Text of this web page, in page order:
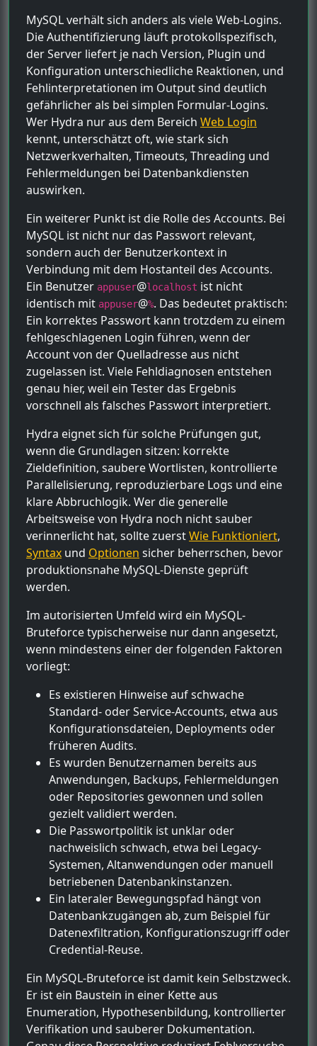
MySQL verhält sich anders als viele Web-Logins.
Die Authentifizierung läuft protokollspezifisch,
der Server liefert je nach Version, Plugin und
Konfiguration unterschiedliche Reaktionen, und
Fehlinterpretationen im Output sind deutlich
gefährlicher als bei simplen Formular-Logins.
Wer Hydra nur aus dem Bereich Web Login
kennt, unterschätzt oft, wie stark sich
Netzwerkverhalten, Timeouts, Threading und
Fehlermeldungen bei Datenbankdiensten
auswirken.
Ein weiterer Punkt ist die Rolle des Accounts. Bei
MySQL ist nicht nur das Passwort relevant,
sondern auch der Benutzerkontext in
Verbindung mit dem Hostanteil des Accounts.
Ein Benutzer appuser@localhost ist nicht
identisch mit appuser@%. Das bedeutet praktisch:
Ein korrektes Passwort kann trotzdem zu einem
fehlgeschlagenen Login führen, wenn der
Account von der Quelladresse aus nicht
zugelassen ist. Viele Fehldiagnosen entstehen
genau hier, weil ein Tester das Ergebnis
vorschnell als falsches Passwort interpretiert.
Hydra eignet sich für solche Prüfungen gut,
wenn die Grundlagen sitzen: korrekte
Zieldefinition, saubere Wortlisten, kontrollierte
Parallelisierung, reproduzierbare Logs und eine
klare Abbruchlogik. Wer die generelle
Arbeitsweise von Hydra noch nicht sauber
verinnerlicht hat, sollte zuerstWie Funktioniert,
Syntax und Optionen sicher beherrschen, bevor
produktionsnahe MySQL-Dienste geprüft
werden.
Im autorisierten Umfeld wird ein MySQL-
Bruteforce typischerweise nur dann angesetzt,
wenn mindestens einer der folgenden Faktoren
vorliegt:
Es existieren Hinweise auf schwache
Standard- oder Service-Accounts, etwa aus
Konfigurationsdateien, Deployments oder
früheren Audits.
Es wurden Benutzernamen bereits aus
Anwendungen, Backups, Fehlermeldungen
oder Repositories gewonnen und sollen
gezielt validiert werden.
Die Passwortpolitik ist unklar oder
nachweislich schwach, etwa bei Legacy-
Systemen, Altanwendungen oder manuell
betriebenen Datenbankinstanzen.
Ein lateraler Bewegungspfad hängt von
Datenbankzugängen ab, zum Beispiel für
Datenexfiltration, Konfigurationszugriff oder
Credential-Reuse.
Ein MySQL-Bruteforce ist damit kein Selbstzweck.
Er ist ein Baustein in einer Kette aus
Enumeration, Hypothesenbildung, kontrollierter
Verifikation und sauberer Dokumentation.